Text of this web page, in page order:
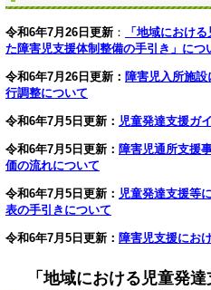
令和6年7月26日更新 ：
「地域におけ
た障害児支援体制整備の手引き」につ
令和6年7月26日更新： 障害児入所施
行調整について
令和6年7月5日更新： 児童発達支援ガ
令和6年7月5日更新： 障害児通所支援
価の流れについて
令和6年7月5日更新： 児童発達支援等
表の手引きについて
令和6年7月5日更新： 障害児支援にお
「地域における児童発